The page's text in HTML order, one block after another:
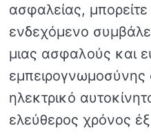
ασφαλείας,
ενδεχόμενο
μιας ασφαλούς και
εμπειρογνωμοσύνης
ηλεκτρικό
ελεύθερος χρόνος